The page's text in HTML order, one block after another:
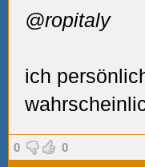
@ropitaly
ich
0 0